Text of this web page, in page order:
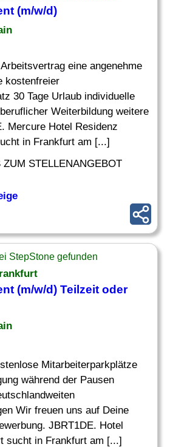
(m/w/d)
eine angenehme
kostenfreier
30 Tage Urlaub individuelle
Weiterbildung weitere
Mercure Hotel Residenz
in Frankfurt am [...]
ZUM STELLENANGEBOT
StepStone gefunden
(m/w/d) Teilzeit oder
Mitarbeiterparkplätze
während der Pausen
Wir freuen uns auf Deine
JBRT1DE. Hotel
sucht in Frankfurt am [...]